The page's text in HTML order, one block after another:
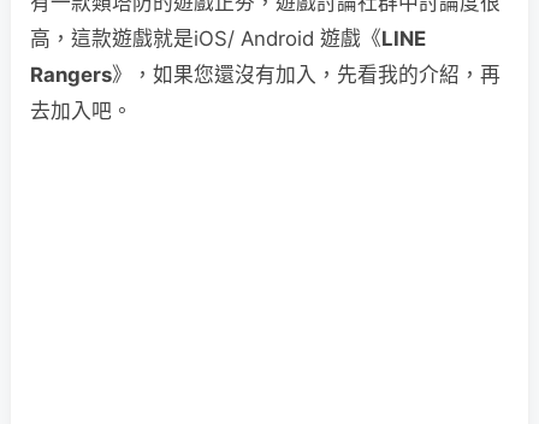
高，這款遊戲就是iOS/ Android 遊戲《LINE
Rangers》，如果您還沒有加入，先看我的介紹，再
去加入吧。